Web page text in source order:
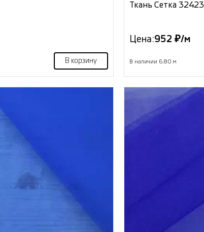
В корзину
Ткань Сетка 32423
Цена:952 ₽/м
В наличии 6.80 м